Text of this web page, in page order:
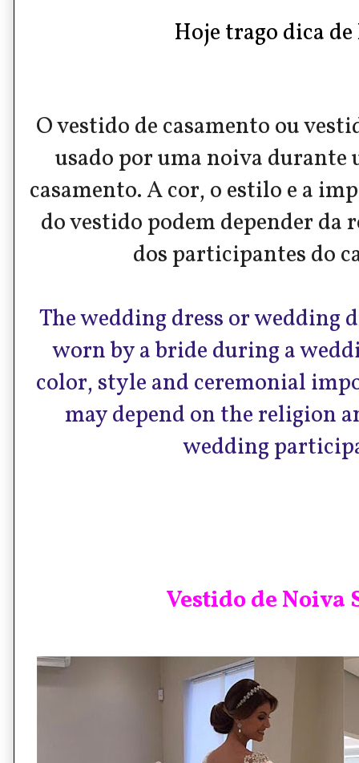
Hoje trago dica
O vestido de casamento ou
usado por uma noiva durante
casamento. A cor, o estilo e a
do vestido podem depender da
dos participantes do
The wedding dress or wedding
worn by a bride during a
color, style and ceremonial
may depend on the religion
wedding
Vestido de Noiva